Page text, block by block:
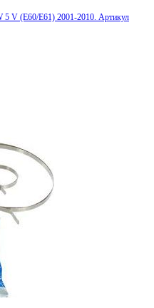
5 V (E60/E61) 2001-2010. Артикул